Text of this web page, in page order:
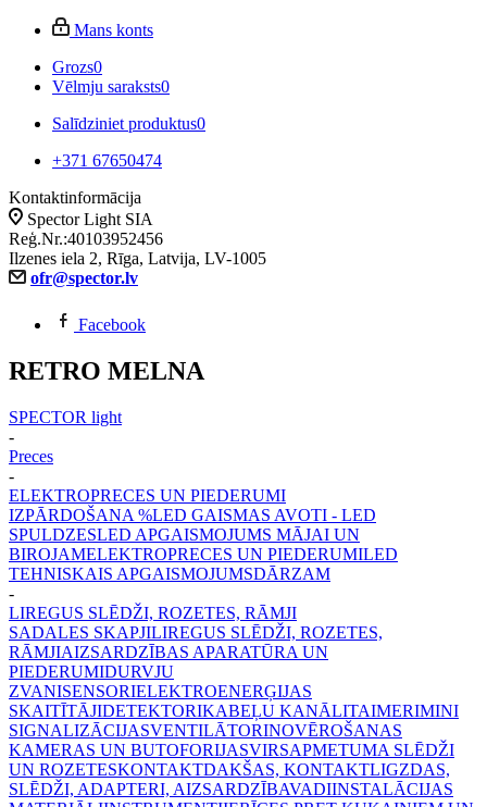
Mans konts
Grozs0
Vēlmju saraksts0
Salīdziniet produktus0
+371 67650474
Kontaktinformācija
Spector Light SIA
Reģ.Nr.:40103952456
Ilzenes iela 2, Rīga, Latvija, LV-1005
ofr@spector.lv
Facebook
RETRO MELNA
SPECTOR light
-
Preces
-
ELEKTROPRECES UN PIEDERUMI
IZPĀRDOŠANA %LED GAISMAS AVOTI - LED
SPULDZESLED APGAISMOJUMS MĀJAI UN
BIROJAMELEKTROPRECES UN PIEDERUMILED
TEHNISKAIS APGAISMOJUMSDĀRZAM
-
LIREGUS SLĒDŽI, ROZETES, RĀMJI
SADALES SKAPJILIREGUS SLĒDŽI, ROZETES,
RĀMJIAIZSARDZĪBAS APARATŪRA UN
PIEDERUMIDURVJU
ZVANISENSORIELEKTROENERĢIJAS
SKAITĪTĀJIDETEKTORIKABEĻU KANĀLITAIMERIMINI
SIGNALIZĀCIJASVENTILĀTORINOVĒROŠANAS
KAMERAS UN BUTOFORIJASVIRSAPMETUMA SLĒDŽI
UN ROZETESKONTAKTDAKŠAS, KONTAKTLIGZDAS,
SLĒDŽI, ADAPTERI, AIZSARDZĪBAVADIINSTALĀCIJAS